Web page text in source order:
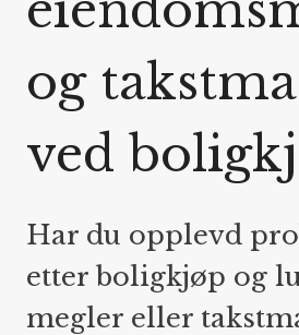
og
ved
Har du opplevd
etter boligkjøp og
megler eller